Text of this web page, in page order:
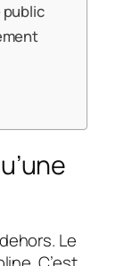
public
Le